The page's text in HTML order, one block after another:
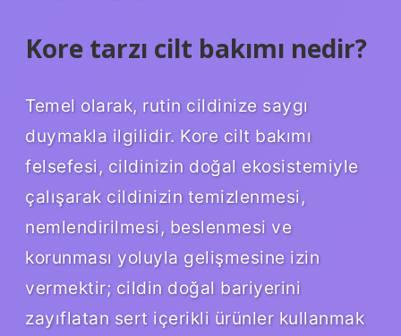
Kore tarzı cilt bakımı nedir?
Temel olarak, rutin cildinize saygı
duymakla ilgilidir. Kore cilt bakımı
felsefesi, cildinizin doğal ekosistemiyle
çalışarak cildinizin temizlenmesi,
nemlendirilmesi, beslenmesi ve
korunması yoluyla gelişmesine izin
vermektir; cildin doğal bariyerini
zayıflatan sert içerikli ürünler kullanmak